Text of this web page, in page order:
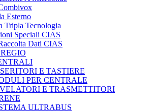
Esterno
Tripla Tecnologia
Speciali CIAS
Dati CIAS
E TASTIERE
PER CENTRALE
E TRASMETTITORI
ULTRABUS